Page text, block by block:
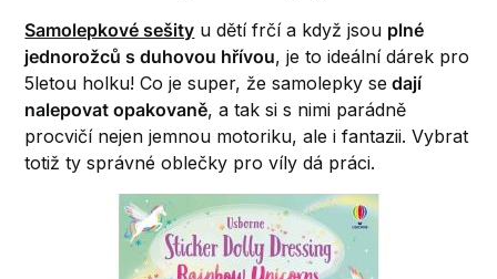
Samolepkové sešity u dětí frčí a když jsou plné
jednorožců s duhovou hřívou, je to ideální dárek pro
5letou holku! Co je super, že samolepky se dají
nalepovat opakovaně, a tak si s nimi parádně
procvičí nejen jemnou motoriku, ale i fantazii. Vybrat
totiž ty správné oblečky pro víly dá práci.